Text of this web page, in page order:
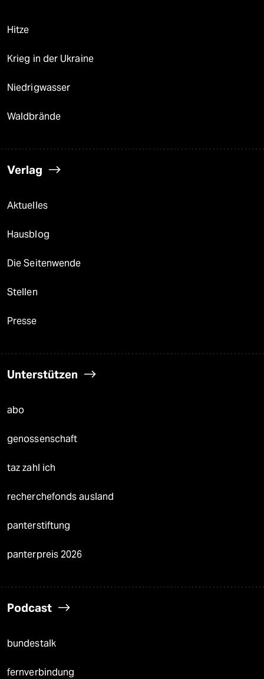
Hitze
Krieg in der Ukraine
Niedrigwasser
Waldbrände
Verlag
Aktuelles
Hausblog
Die Seitenwende
Stellen
Presse
Unterstützen
abo
genossenschaft
taz zahl ich
recherchefonds ausland
panterstiftung
panterpreis 2026
Podcast
bundestalk
fernverbindung